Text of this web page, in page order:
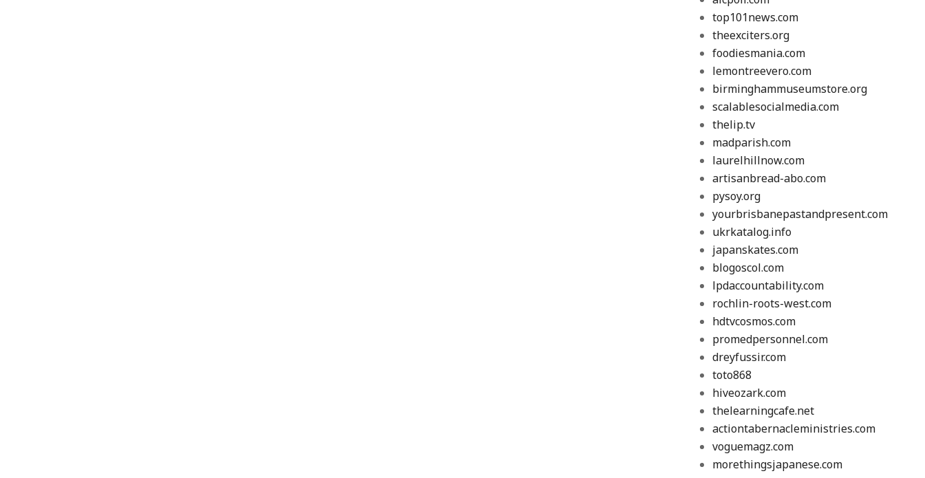
top101news.com
theexciters.org
foodiesmania.com
lemontreevero.com
birminghammuseumstore.org
scalablesocialmedia.com
thelip.tv
madparish.com
laurelhillnow.com
artisanbread-abo.com
pysoy.org
yourbrisbanepastandpresent.com
ukrkatalog.info
japanskates.com
blogoscol.com
lpdaccountability.com
rochlin-roots-west.com
hdtvcosmos.com
promedpersonnel.com
dreyfussir.com
toto868
hiveozark.com
thelearningcafe.net
actiontabernacleministries.com
voguemagz.com
morethingsjapanese.com